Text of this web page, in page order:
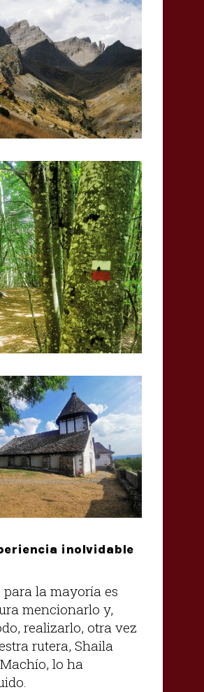
inolvidable
para la mayoría es
mencionarlo y,
realizarlo, otra vez
rutera, Shaila
lo ha